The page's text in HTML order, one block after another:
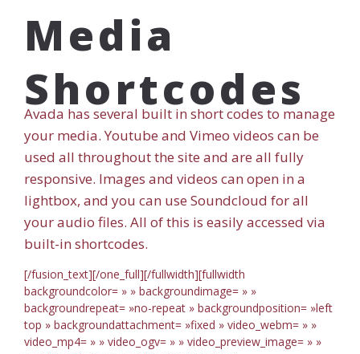
Media
Shortcodes
Avada has several built in short codes to manage
your media. Youtube and Vimeo videos can be
used all throughout the site and are all fully
responsive. Images and videos can open in a
lightbox, and you can use Soundcloud for all
your audio files. All of this is easily accessed via
built-in shortcodes.
[/fusion_text][/one_full][/fullwidth][fullwidth
backgroundcolor= » » backgroundimage= » »
backgroundrepeat= »no-repeat » backgroundposition= »left
top » backgroundattachment= »fixed » video_webm= » »
video_mp4= » » video_ogv= » » video_preview_image= » »